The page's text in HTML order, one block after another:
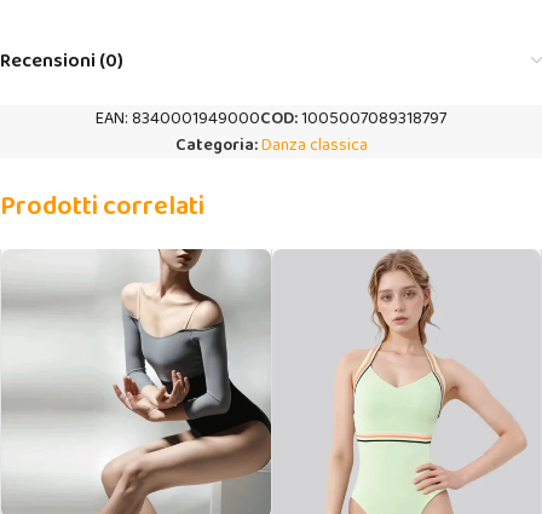
Recensioni (0)
EAN:8340001949000COD:1005007089318797
Categoria:Danza classica
Prodotti correlati